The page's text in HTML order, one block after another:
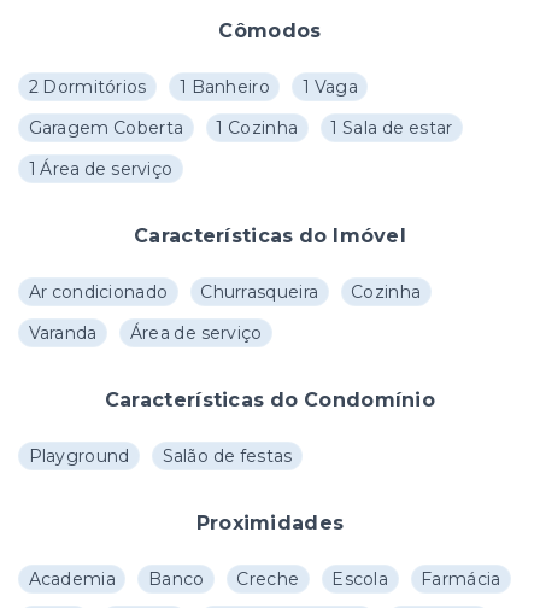
Cômodos
2 Dormitórios 1 Banheiro
1 Vaga
Garagem Coberta
1 Cozinha
1 Sala de estar
1 Área de serviço
Características do Imóvel
Ar condicionado Churrasqueira
Cozinha
Varanda
Área de serviço
Características do Condomínio
Playground Salão de festas
Proximidades
Academia Banco Creche Escola
Farmácia